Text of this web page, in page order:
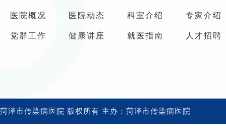
医院概况 医院动态 科室介绍 专家介绍
党群工作 健康讲座 就医指南 人才招聘
菏泽市传染病医院 版权所有 主办：菏泽市传染病医院